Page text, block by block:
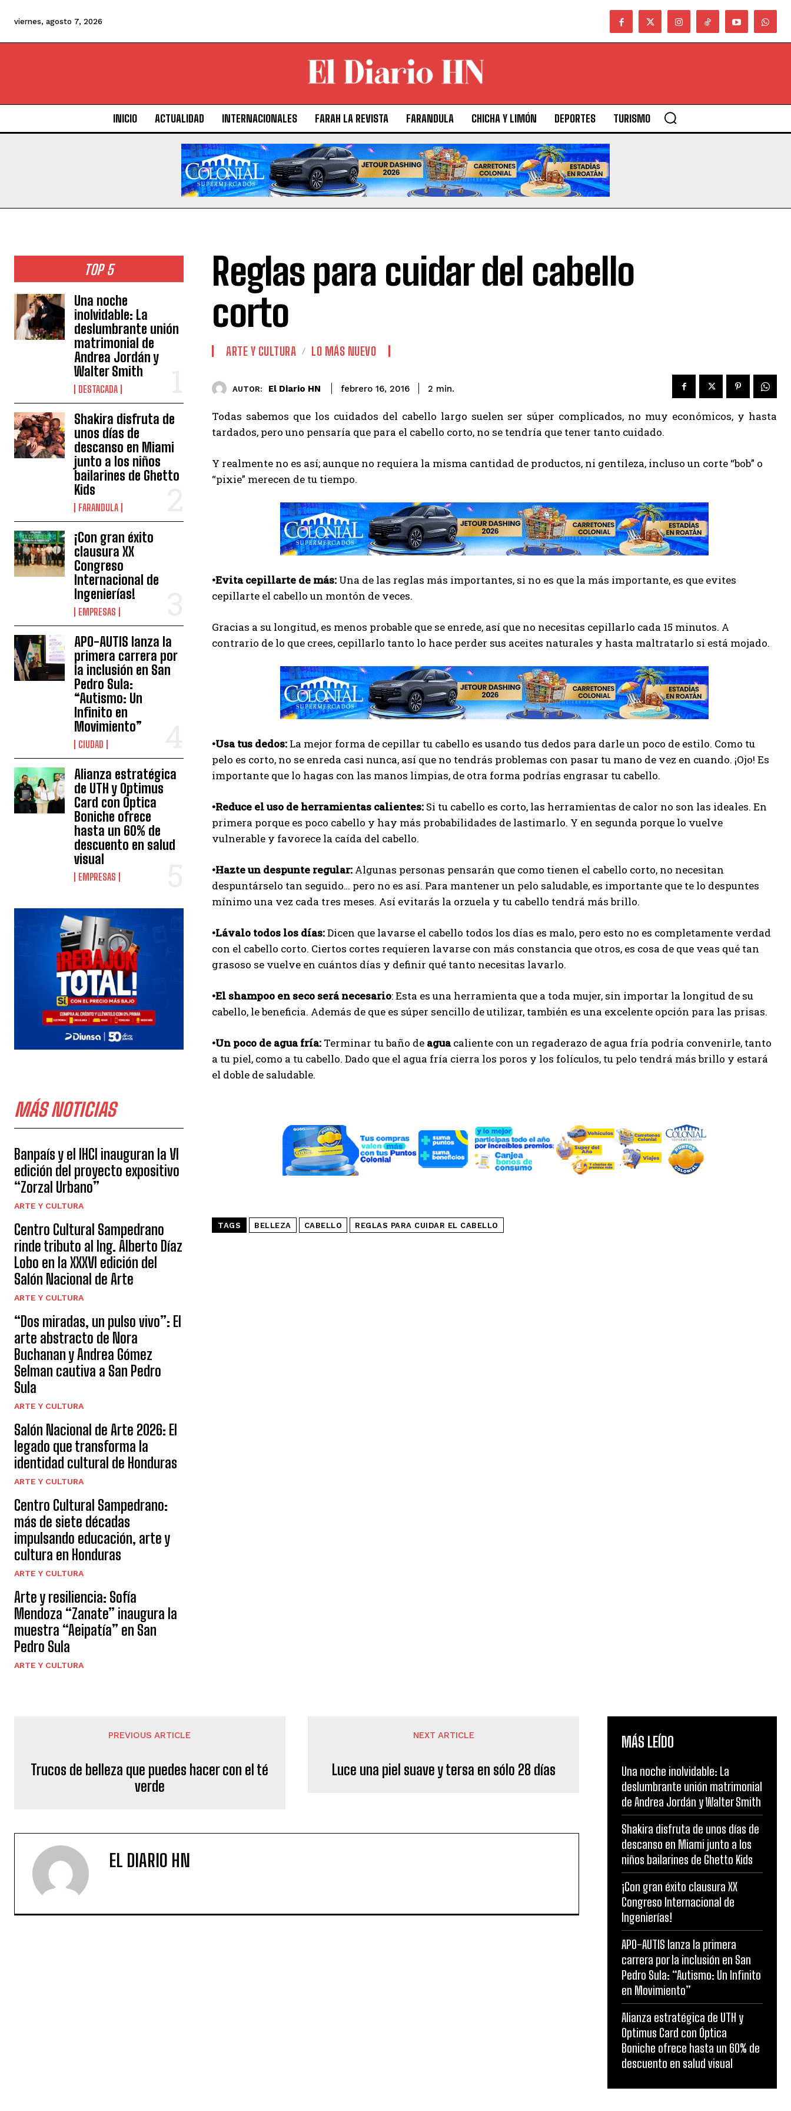
viernes, agosto 7, 2026
INICIO ACTUALIDAD INTERNACIONALES FARAH LA REVISTA FARANDULA CHICHA Y LIMÓN DEPORTES TURISMO
TOP 5
Una noche
inolvidable: La
deslumbrante unión
matrimonial de
Andrea Jordán y
Walter Smith
DESTACADA
Shakira disfruta de
unos días de
descanso en Miami
junto a los niños
bailarines de Ghetto
Kids
FARANDULA
¡Con gran éxito
clausura XX
Congreso
Internacional de
Ingenierías!
EMPRESAS
APO-AUTIS lanza la
primera carrera por
la inclusión en San
Pedro Sula:
“Autismo: Un
Infinito en
Movimiento”
CIUDAD
Alianza estratégica
de UTH y Optimus
Card con Óptica
Boniche ofrece
hasta un 60% de
descuento en salud
visual
EMPRESAS
MÁS NOTICIAS
Banpaís y el IHCI inauguran la VI
edición del proyecto expositivo
“Zorzal Urbano”
ARTE Y CULTURA
Centro Cultural Sampedrano
rinde tributo al Ing. Alberto Díaz
Lobo en la XXXVI edición del
Salón Nacional de Arte
ARTE Y CULTURA
“Dos miradas, un pulso vivo”: El
arte abstracto de Nora
Buchanan y Andrea Gómez
Selman cautiva a San Pedro
Sula
ARTE Y CULTURA
Salón Nacional de Arte 2026: El
legado que transforma la
identidad cultural de Honduras
ARTE Y CULTURA
Centro Cultural Sampedrano:
más de siete décadas
impulsando educación, arte y
cultura en Honduras
ARTE Y CULTURA
Arte y resiliencia: Sofía
Mendoza “Zanate” inaugura la
muestra “Aeipatía” en San
Pedro Sula
ARTE Y CULTURA
Reglas para cuidar del cabello
corto
ARTE Y CULTURA LO MÁS NUEVO
AUTOR: El Diario HN febrero 16, 2016 2 min.
Todas sabemos que los cuidados del cabello largo suelen ser súper complicados, no muy económicos, y hasta
tardados, pero uno pensaría que para el cabello corto, no se tendría que tener tanto cuidado.
Y realmente no es así; aunque no requiera la misma cantidad de productos, ni gentileza, incluso un corte “bob” o
“pixie” merecen de tu tiempo.
•Evita cepillarte de más: Una de las reglas más importantes, si no es que la más importante, es que evites
cepillarte el cabello un montón de veces.
Gracias a su longitud, es menos probable que se enrede, así que no necesitas cepillarlo cada 15 minutos. A
contrario de lo que crees, cepillarlo tanto lo hace perder sus aceites naturales y hasta maltratarlo si está mojado.
•Usa tus dedos: La mejor forma de cepillar tu cabello es usando tus dedos para darle un poco de estilo. Como tu
pelo es corto, no se enreda casi nunca, así que no tendrás problemas con pasar tu mano de vez en cuando. ¡Ojo! Es
importante que lo hagas con las manos limpias, de otra forma podrías engrasar tu cabello.
•Reduce el uso de herramientas calientes: Si tu cabello es corto, las herramientas de calor no son las ideales. En
primera porque es poco cabello y hay más probabilidades de lastimarlo. Y en segunda porque lo vuelve
vulnerable y favorece la caída del cabello.
•Hazte un despunte regular: Algunas personas pensarán que como tienen el cabello corto, no necesitan
despuntárselo tan seguido… pero no es así. Para mantener un pelo saludable, es importante que te lo despuntes
mínimo una vez cada tres meses. Así evitarás la orzuela y tu cabello tendrá más brillo.
•Lávalo todos los días:Dicen que lavarse el cabello todos los días es malo, pero esto no es completamente verdad
con el cabello corto. Ciertos cortes requieren lavarse con más constancia que otros, es cosa de que veas qué tan
grasoso se vuelve en cuántos días y definir qué tanto necesitas lavarlo.
•El shampoo en seco será necesario: Esta es una herramienta que a toda mujer, sin importar la longitud de su
cabello, le beneficia. Además de que es súper sencillo de utilizar, también es una excelente opción para las prisas.
•Un poco de agua fría: Terminar tu baño de aguacaliente con un regaderazo de agua fría podría convenirle, tanto
a tu piel, como a tu cabello. Dado que el agua fría cierra los poros y los folículos, tu pelo tendrá más brillo y estará
el doble de saludable.
TAGS BELLEZA CABELLO REGLAS PARA CUIDAR EL CABELLO
PREVIOUS ARTICLE
Trucos de belleza que puedes hacer con el té
verde
NEXT ARTICLE
Luce una piel suave y tersa en sólo 28 días
EL DIARIO HN
MÁS LEÍDO
Una noche inolvidable: La
deslumbrante unión matrimonial
de Andrea Jordán y Walter Smith
Shakira disfruta de unos días de
descanso en Miami junto a los
niños bailarines de Ghetto Kids
¡Con gran éxito clausura XX
Congreso Internacional de
Ingenierías!
APO-AUTIS lanza la primera
carrera por la inclusión en San
Pedro Sula: “Autismo: Un Infinito
en Movimiento”
Alianza estratégica de UTH y
Optimus Card con Óptica
Boniche ofrece hasta un 60% de
descuento en salud visual